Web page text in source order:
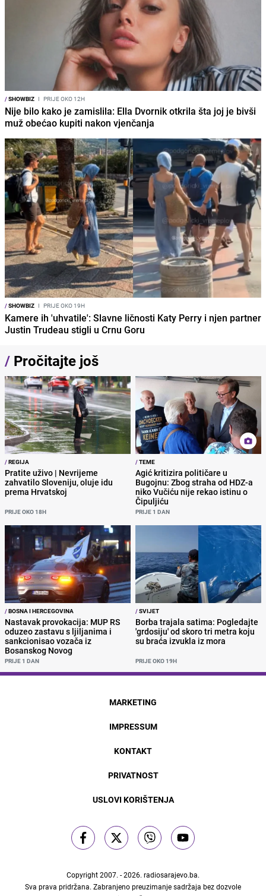
/SHOWBIZ I PRIJE OKO 12H
Nije bilo kako je zamislila: Ella Dvornik otkrila šta joj je bivši
muž obećao kupiti nakon vjenčanja
/SHOWBIZ I PRIJE OKO 19H
Kamere ih 'uhvatile': Slavne ličnosti Katy Perry i njen partner
Justin Trudeau stigli u Crnu Goru
/ Pročitajte još
/REGIJA
Pratite uživo | Nevrijeme
zahvatilo Sloveniju, oluje idu
prema Hrvatskoj
PRIJE OKO 18H
/TEME
Agić kritizira političare u
Bugojnu: Zbog straha od HDZ-a
niko Vučiću nije rekao istinu o
Čipuljiću
PRIJE 1 DAN
/BOSNA I HERCEGOVINA
Nastavak provokacija: MUP RS
oduzeo zastavu s ljiljanima i
sankcionisao vozača iz
Bosanskog Novog
PRIJE 1 DAN
/SVIJET
Borba trajala satima: Pogledajte
'grdosiju' od skoro tri metra koju
su braća izvukla iz mora
PRIJE OKO 19H
MARKETING
IMPRESSUM
KONTAKT
PRIVATNOST
USLOVI KORIŠTENJA
Copyright 2007. - 2026. radiosarajevo.ba.
Sva prava pridržana. Zabranjeno preuzimanje sadržaja bez dozvole